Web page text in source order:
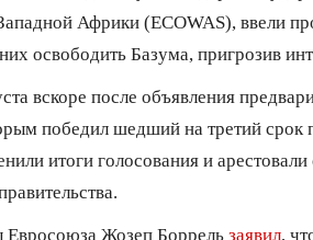
Африки (ECOWAS), ввели
освободить Базума, пригрозив
вскоре после объявления
победил шедший на третий срок
итоги голосования и арестовали
Евросоюза Жозеп Боррель заявил ,